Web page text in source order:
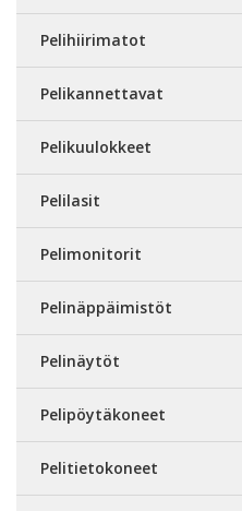
Pelihiirimatot
Pelikannettavat
Pelikuulokkeet
Pelilasit
Pelimonitorit
Pelinäppäimistöt
Pelinäytöt
Pelipöytäkoneet
Pelitietokoneet